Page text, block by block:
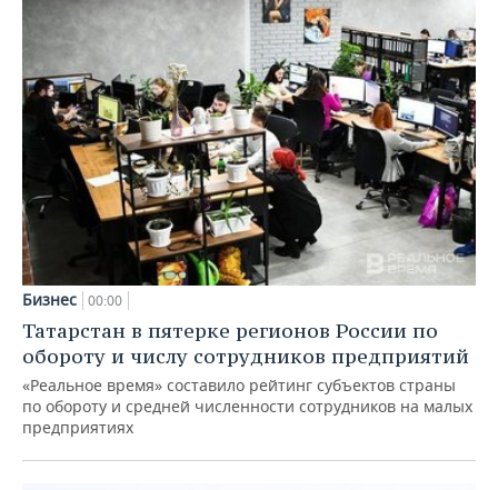
Бизнес 00:00
Татарстан в пятерке регионов России по
обороту и числу сотрудников предприятий
«Реальное время» составило рейтинг субъектов страны
по обороту и средней численности сотрудников на малых
предприятиях